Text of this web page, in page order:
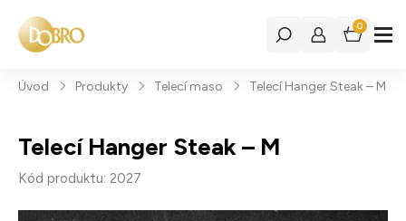
0
Úvod Produkty Telecí maso Telecí Hanger Steak – M
Telecí Hanger Steak – M
Kód produktu: 2027